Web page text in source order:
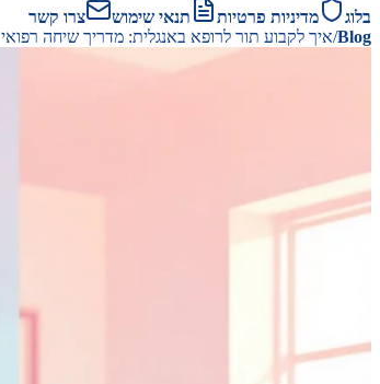
בלוג
מדיניות פרטיות תנאי שימוש
צרו קשר
Blog
/איך לקבוע תור לרופא באנגלית: מדריך שיחה רפואי